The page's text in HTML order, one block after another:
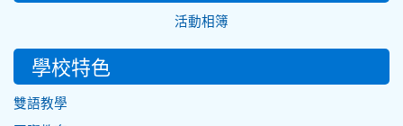
活動相簿
學校特色
雙語教學